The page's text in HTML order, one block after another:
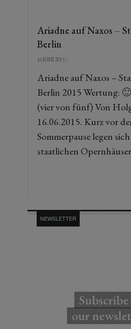
Ariadne auf Naxos –
Berlin
16 JUNI 2015 /
Ariadne auf Naxos –
Berlin 2015 Wertung:
(vier von fünf) Von
16.06.2015. Kurz vor
Sommerpause legen
staatlichen
NEWSLETTER
our